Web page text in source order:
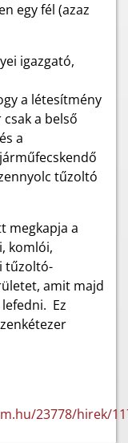
egy fél (azaz
igazgató,
a létesítmény
a belső
a
tűzoltó
megkapja a
komlói,
tűzoltó-
amit majd
Ez
23778/hirek/